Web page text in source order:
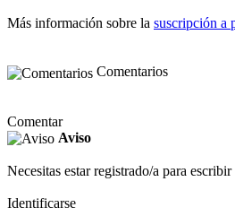
Más información sobre la suscripción a
Comentarios
Comentar
Aviso
Necesitas estar registrado/a para
Identificarse